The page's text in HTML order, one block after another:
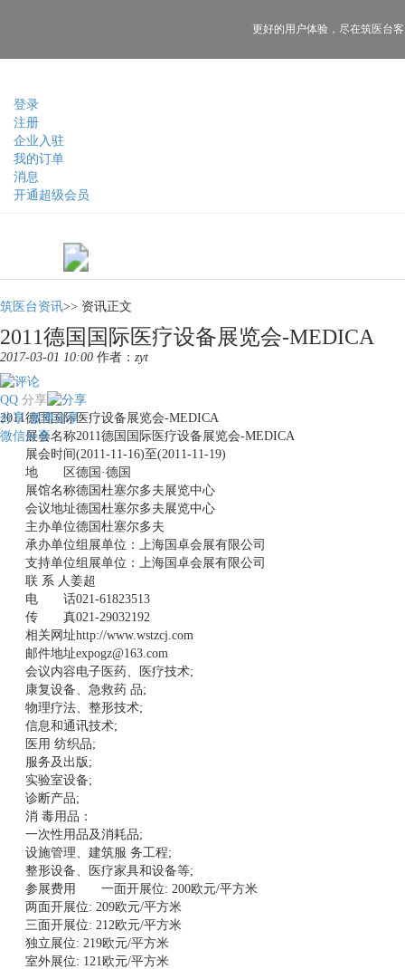
登录
注册
企业入驻
我的订单
消息
开通超级会员
更好的用户体验， 尽在筑医台
筑医台资讯>> 资讯正文
2011德国国际医疗设备展览会-MEDICA
2017-03-01 10:00 作者： zyt
分享
QQ
分享 微博分享
微信分享
2011德国国际医疗设备展览会-MEDICA
展会名称2011德国国际医疗设备展览会-MEDICA
展会时间(2011-11-16)至(2011-11-19)
地 区德国·德国
展馆名称德国杜塞尔多夫展览中心
会议地址德国杜塞尔多夫展览中心
主办单位德国杜塞尔多夫
承办单位组展单位：上海国卓会展有限公司
支持单位组展单位：上海国卓会展有限公司
联 系 人姜超
电 话021-61823513
传 真021-29032192
相关网址http://www.wstzcj.com
邮件地址expogz@163.com
会议内容电子医药、医疗技术;
康复设备、急救药 品;
物理疗法、整形技术;
信息和通讯技术;
医用 纺织品;
服务及出版;
实验室设备;
诊断产品;
消 毒用品：
一次性用品及消耗品;
设施管理、建筑服 务工程;
整形设备、医疗家具和设备等;
参展费用 一面开展位: 200欧元/平方米
两面开展位: 209欧元/平方米
三面开展位: 212欧元/平方米
独立展位: 219欧元/平方米
室外展位: 121欧元/平方米